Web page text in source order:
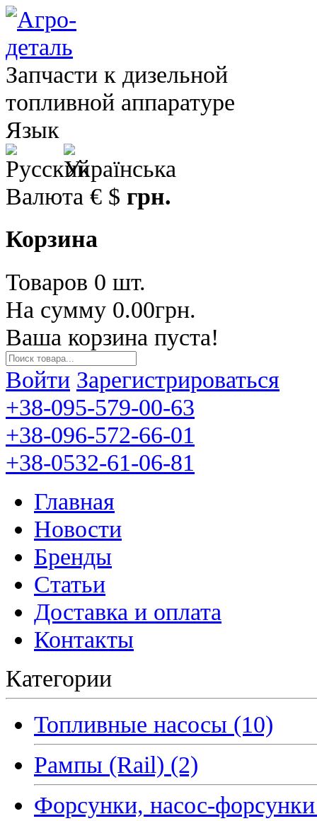
Запчасти к дизельной
топливной аппаратуре
Язык
Валюта € $ грн.
Корзина
Товаров 0 шт.
На сумму 0.00грн.
Ваша корзина пуста!
Войти Зарегистрироваться
+38-095-579-00-63
+38-096-572-66-01
+38-0532-61-06-81
Главная
Новости
Бренды
Статьи
Доставка и оплата
Контакты
Категории
Топливные насосы (10)
Рампы (Rail) (2)
Форсунки, насос-